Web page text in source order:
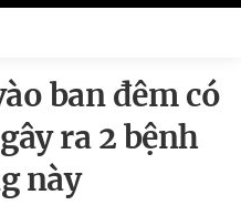
ban đêm có
ra 2 bệnh
này